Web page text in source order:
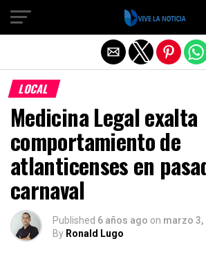
LOCAL
Medicina Legal exalta
comportamiento de
atlanticenses en
carnaval
Published 6 años ago on marzo 3,
By Ronald Lugo
Salir de la versión